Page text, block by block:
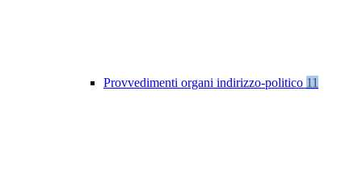
Provvedimenti organi indirizzo-politico 11